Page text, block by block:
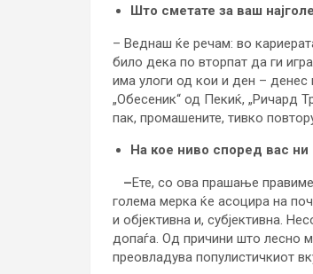
Што сметате за ваш
– Веднаш ќе речам: во
било дека по вторпат да ги
има улоги од кои и ден – денес
„Обесеник“ од Пекиќ, „Ричард
пак, промашените, тивко
На кое ниво според вас ни
–Ете, со ова прашање
голема мерка ќе асоцира на
и објективна и, субјективна.
допаѓа. Од причини што лесно
преовладува популистичкиот